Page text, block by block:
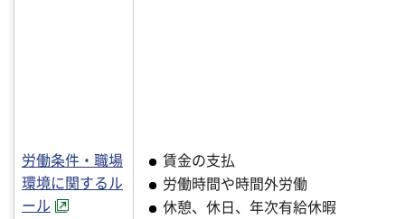
労働条件・職場
環境に関するル
ール
賃金の支払
労働時間や時間外労働
休憩、休日、年次有給休暇